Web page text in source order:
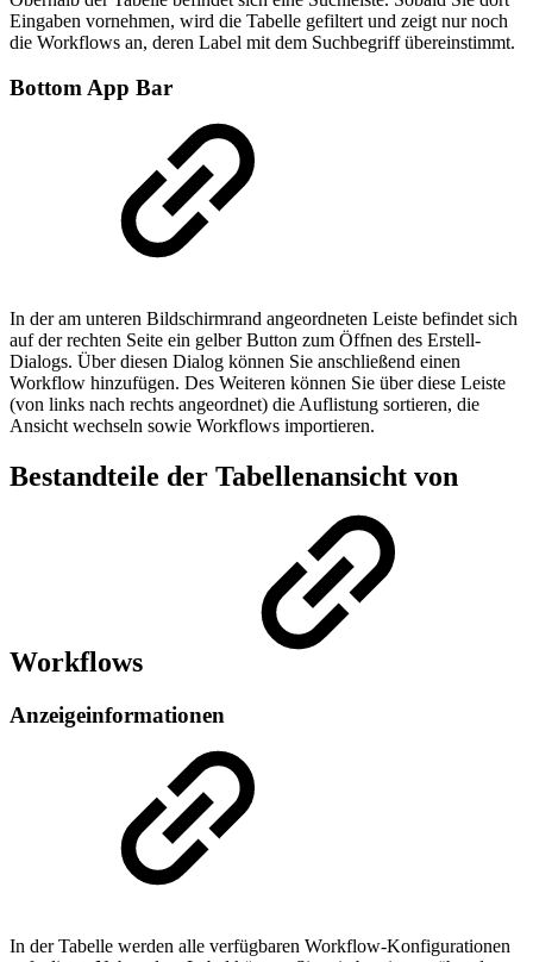
Eingaben vornehmen, wird die Tabelle gefiltert und zeigt nur noch
die Workflows an, deren Label mit dem Suchbegriff übereinstimmt.
Bottom App Bar
In der am unteren Bildschirmrand angeordneten Leiste befindet sich
auf der rechten Seite ein gelber Button zum Öffnen des Erstell-
Dialogs. Über diesen Dialog können Sie anschließend einen
Workflow hinzufügen. Des Weiteren können Sie über diese Leiste
(von links nach rechts angeordnet) die Auflistung sortieren, die
Ansicht wechseln sowie Workflows importieren.
Bestandteile der Tabellenansicht von
Workflows
Anzeigeinformationen
In der Tabelle werden alle verfügbaren Workflow-Konfigurationen